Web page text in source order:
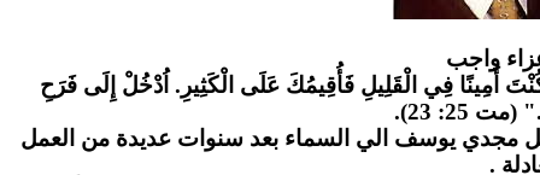
واجب
أَمِينًا فِي الْقَلِيلِ فَأُقِيمُكَ عَلَى الْكَثِيرِ. اُدْخُلْ إِلَى فَرَحِ
25: 23).
مجدي يوسف الي السماء بعد سنوات عديدة من العمل
.